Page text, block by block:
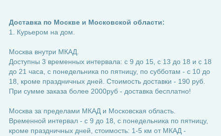
Доставка по Москве и Московской области:
1. Курьером на дом.
Москва внутри МКАД.
Доступны 3 временных интервала: с 9 до 15, с 13 до 18 и с 18
до 21 часа, с понедельника по пятницу, по субботам - с 10 до
18, кроме праздничных дней. Стоимость доставки - 190 руб.
При сумме заказа более 2000руб - доставка бесплатно!
Москва за пределами МКАД и Московская область.
Временной интервал - с 9 до 18, с понедельника по пятницу,
кроме праздничных дней, стоимость: 1-5 км от МКАД -